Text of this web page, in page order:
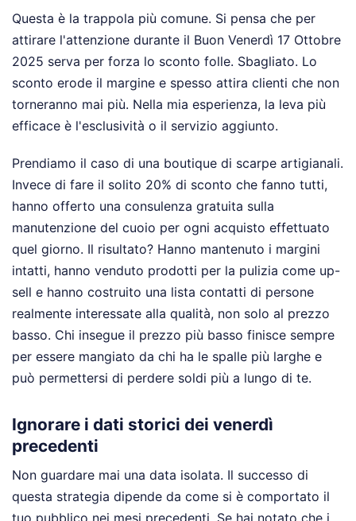
Questa è la trappola più comune. Si pensa che per
attirare l'attenzione durante il Buon Venerdì 17 Ottobre
2025 serva per forza lo sconto folle. Sbagliato. Lo
sconto erode il margine e spesso attira clienti che non
torneranno mai più. Nella mia esperienza, la leva più
efficace è l'esclusività o il servizio aggiunto.
Prendiamo il caso di una boutique di scarpe artigianali.
Invece di fare il solito 20% di sconto che fanno tutti,
hanno offerto una consulenza gratuita sulla
manutenzione del cuoio per ogni acquisto effettuato
quel giorno. Il risultato? Hanno mantenuto i margini
intatti, hanno venduto prodotti per la pulizia come up-
sell e hanno costruito una lista contatti di persone
realmente interessate alla qualità, non solo al prezzo
basso. Chi insegue il prezzo più basso finisce sempre
per essere mangiato da chi ha le spalle più larghe e
può permettersi di perdere soldi più a lungo di te.
Ignorare i dati storici dei venerdì
precedenti
Non guardare mai una data isolata. Il successo di
questa strategia dipende da come si è comportato il